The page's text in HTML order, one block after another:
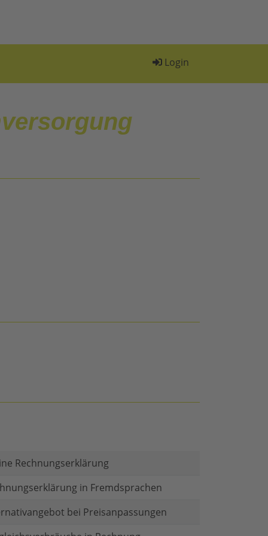
Login
Rechnungserklärung
in Fremdsprachen
bei Preisanpassungen